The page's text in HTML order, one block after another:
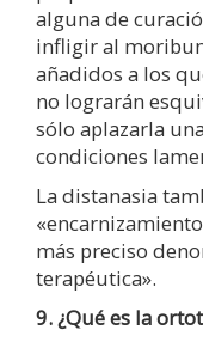
alguna de
infligir al
añadidos a los
no lograrán
sólo aplazarla
condiciones
La distanasia
más preciso
terapéutica».
9. ¿Qué es la